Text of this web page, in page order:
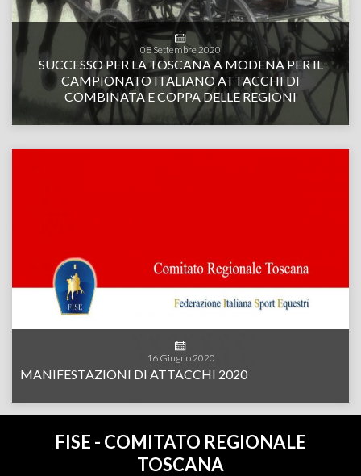
08Settembre2020
SUCCESSO PER LA TOSCANA A MODENA PER IL
CAMPIONATO ITALIANO ATTACCHI DI
COMBINATA E COPPA DELLE REGIONI
16 Giugno 2020
MANIFESTAZIONI DI ATTACCHI 2020
FISE - COMITATO REGIONALE
TOSCANA